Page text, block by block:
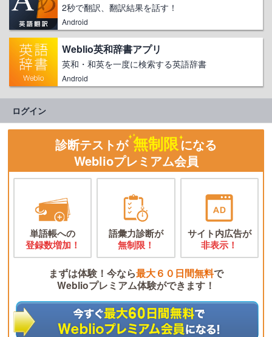
2秒で翻訳、翻訳結果を話す！
Android
Weblio英和辞書アプリ
英和・和英を一度に検索する英語辞書
Android
ログイン
診断テストが 無制限になる
Weblioプレミアム会員
単語帳への
登録数増加！
語彙力診断が
無制限！
サイト内広告が
非表示！
まずは体験！今なら最大６０日間無料で
Weblioプレミアム体験ができます！